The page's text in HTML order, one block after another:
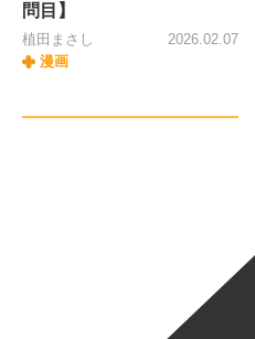
問目】
植田まさし
漫画
2026.02.07